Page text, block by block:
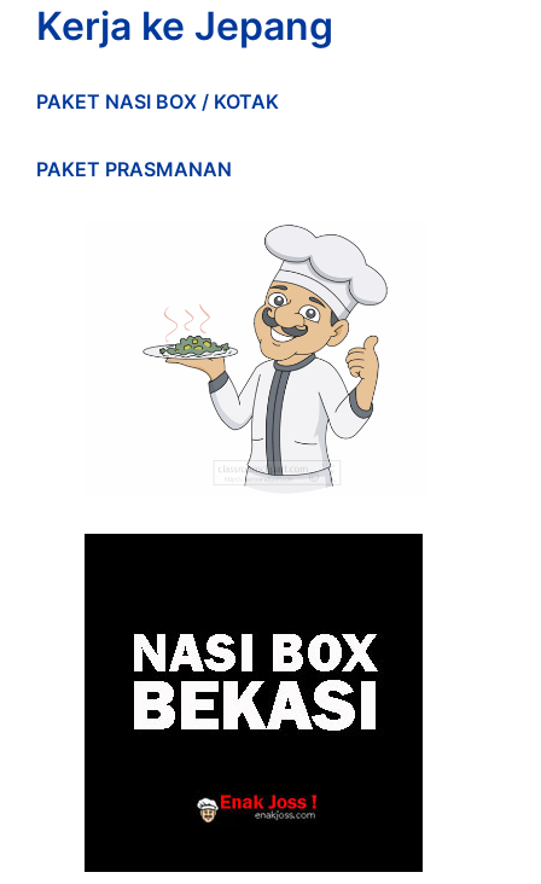
Kerja ke Jepang
PAKET NASI BOX / KOTAK
PAKET PRASMANAN